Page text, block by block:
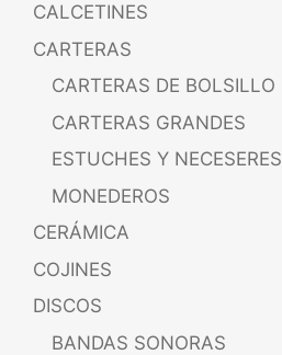
CALCETINES
CARTERAS
CARTERAS DE BOLSILLO
CARTERAS GRANDES
ESTUCHES Y NECESERES
MONEDEROS
CERÁMICA
COJINES
DISCOS
BANDAS SONORAS